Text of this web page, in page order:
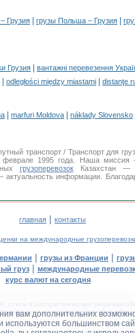
вам дополнительних
большинством
Грузия грузы Польша – Грузия
Грузия вантажні перевезення
odległości między miastami distanţe
marfuri Moldova náklady Slovensko
транспорт / Транспорт для
феврале 1995 года. Наша
грузоперевозокКазахстан —
актуальность информации.
главная | контакты
на международные
| грузы из Франции |
груз| международные
курс валют на сегодня
и алгоритмические решения
и интернет-сайтах без